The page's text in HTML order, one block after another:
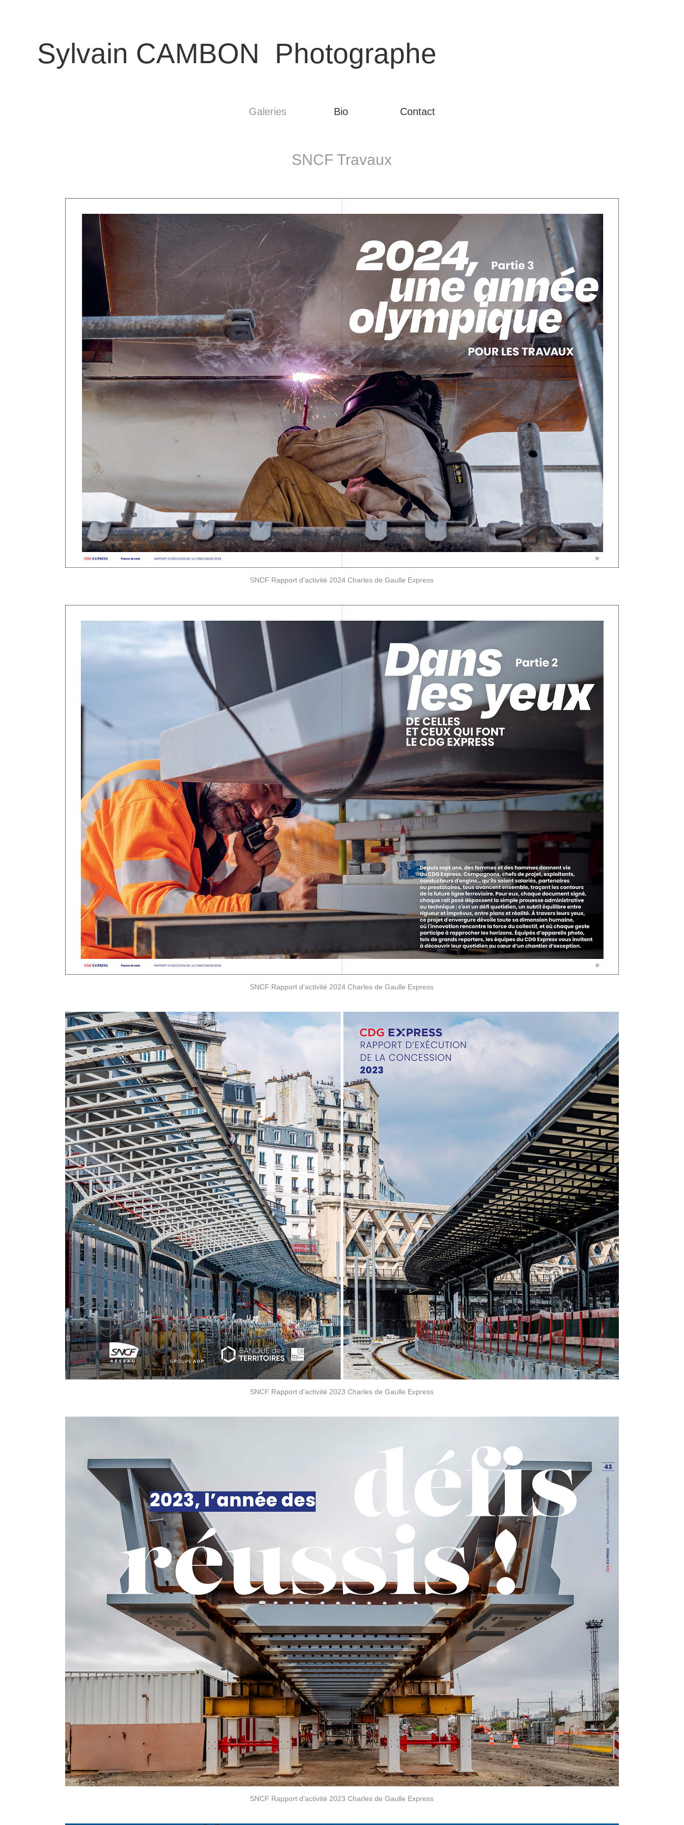
Sylvain CAMBON  Photographe
Galeries Bio Contact
SNCF Travaux
SNCF Rapport d'activité 2024 Charles de Gaulle Express
SNCF Rapport d'activité 2024 Charles de Gaulle Express
SNCF Rapport d'activité 2023 Charles de Gaulle Express
SNCF Rapport d'activité 2023 Charles de Gaulle Express